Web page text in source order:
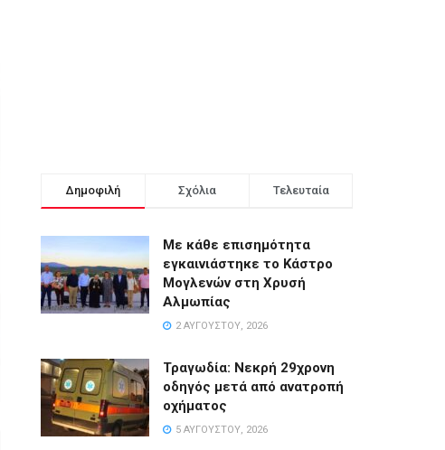
Δημοφιλή Σχόλια Τελευταία
Με κάθε επισημότητα
εγκαινιάστηκε το Κάστρο
Μογλενών στη Χρυσή
Αλμωπίας
2 ΑΥΓΟΎΣΤΟΥ, 2026
Τραγωδία: Νεκρή 29χρονη
οδηγός μετά από ανατροπή
οχήματος
5 ΑΥΓΟΎΣΤΟΥ, 2026